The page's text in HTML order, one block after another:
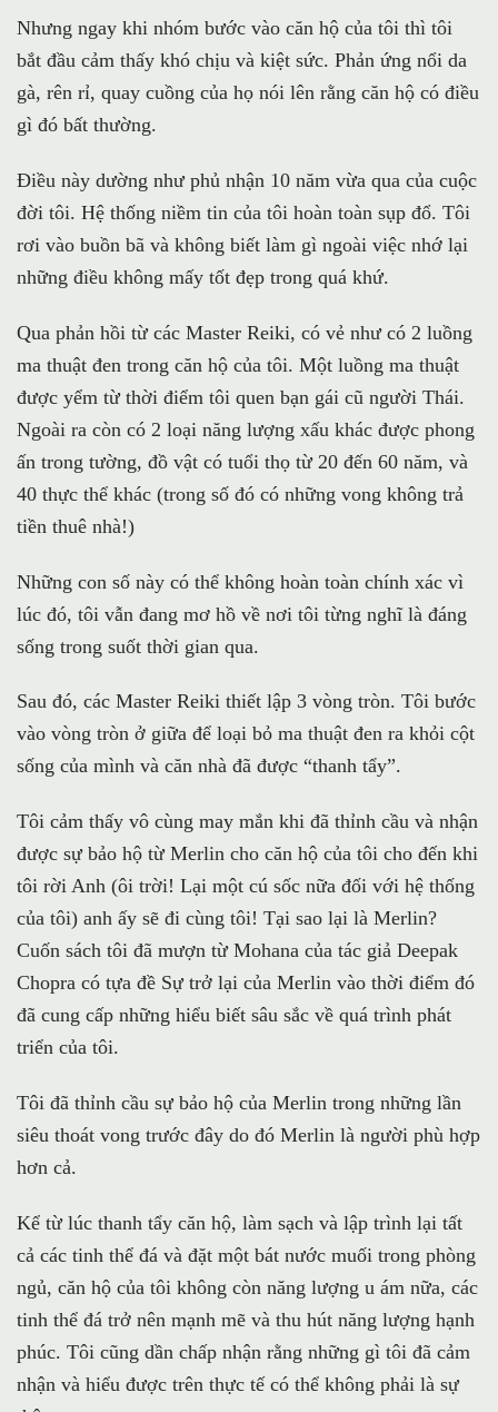
Nhưng ngay khi nhóm bước vào căn hộ của tôi thì tôi
bắt đầu cảm thấy khó chịu và kiệt sức. Phản ứng nổi da
gà, rên rỉ, quay cuồng của họ nói lên rằng căn hộ có điều
gì đó bất thường.
Điều này dường như phủ nhận 10 năm vừa qua của cuộc
đời tôi. Hệ thống niềm tin của tôi hoàn toàn sụp đổ. Tôi
rơi vào buồn bã và không biết làm gì ngoài việc nhớ lại
những điều không mấy tốt đẹp trong quá khứ.
Qua phản hồi từ các Master Reiki, có vẻ như có 2 luồng
ma thuật đen trong căn hộ của tôi. Một luồng ma thuật
được yểm từ thời điểm tôi quen bạn gái cũ người Thái.
Ngoài ra còn có 2 loại năng lượng xấu khác được phong
ấn trong tường, đồ vật có tuổi thọ từ 20 đến 60 năm, và
40 thực thể khác (trong số đó có những vong không trả
tiền thuê nhà!)
Những con số này có thể không hoàn toàn chính xác vì
lúc đó, tôi vẫn đang mơ hồ về nơi tôi từng nghĩ là đáng
sống trong suốt thời gian qua.
Sau đó, các Master Reiki thiết lập 3 vòng tròn. Tôi bước
vào vòng tròn ở giữa để loại bỏ ma thuật đen ra khỏi cột
sống của mình và căn nhà đã được “thanh tẩy”.
Tôi cảm thấy vô cùng may mắn khi đã thỉnh cầu và nhận
được sự bảo hộ từ Merlin cho căn hộ của tôi cho đến khi
tôi rời Anh (ôi trời! Lại một cú sốc nữa đối với hệ thống
của tôi) anh ấy sẽ đi cùng tôi! Tại sao lại là Merlin?
Cuốn sách tôi đã mượn từ Mohana của tác giả Deepak
Chopra có tựa đề Sự trở lại của Merlin vào thời điểm đó
đã cung cấp những hiểu biết sâu sắc về quá trình phát
triển của tôi.
Tôi đã thỉnh cầu sự bảo hộ của Merlin trong những lần
siêu thoát vong trước đây do đó Merlin là người phù hợp
hơn cả.
Kể từ lúc thanh tẩy căn hộ, làm sạch và lập trình lại tất
cả các tinh thể đá và đặt một bát nước muối trong phòng
ngủ, căn hộ của tôi không còn năng lượng u ám nữa, các
tinh thể đá trở nên mạnh mẽ và thu hút năng lượng hạnh
phúc. Tôi cũng dần chấp nhận rằng những gì tôi đã cảm
nhận và hiểu được trên thực tế có thể không phải là sự